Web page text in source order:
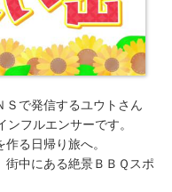
で発信するユウトさん
フルエンサーです。
る日帰り旅へ。
中にある絶景ＢＢＱスポ